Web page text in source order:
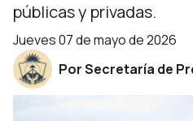
públicas y privadas.
jueves 07 de mayo de 2026
Por Secretaría de